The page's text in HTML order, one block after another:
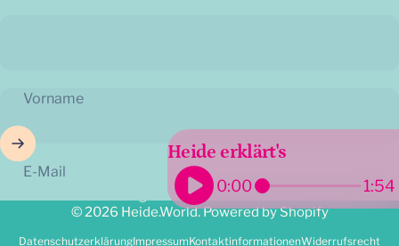
Heide erklärt's
0:00 1:54
Vorname
E-Mail
© 2026 Heide.World. Powered by Shopify
DatenschutzerklärungImpressumKontaktinformationenWiderrufsrecht
Land/Region